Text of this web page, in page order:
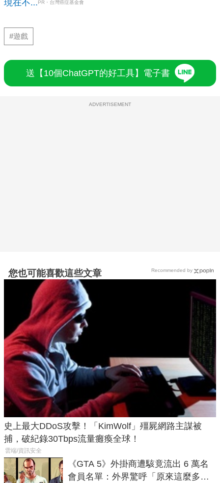
現在不...PR・台灣癌症基金會
#遊戲
送【10個ChatGPT的好工具】電子書
ADVERTISEMENT
您也可能喜歡這些文章
史上最大DDoS攻擊！「KimWolf」殭屍網路主謀被
捕，破紀錄30Tbps流量癱瘓全球！
雲端/資訊安全
《GTA 5》外掛商遭駭竟流出 6 萬名
會員名單：外界驚呼「原來這麼多人
Recommended by